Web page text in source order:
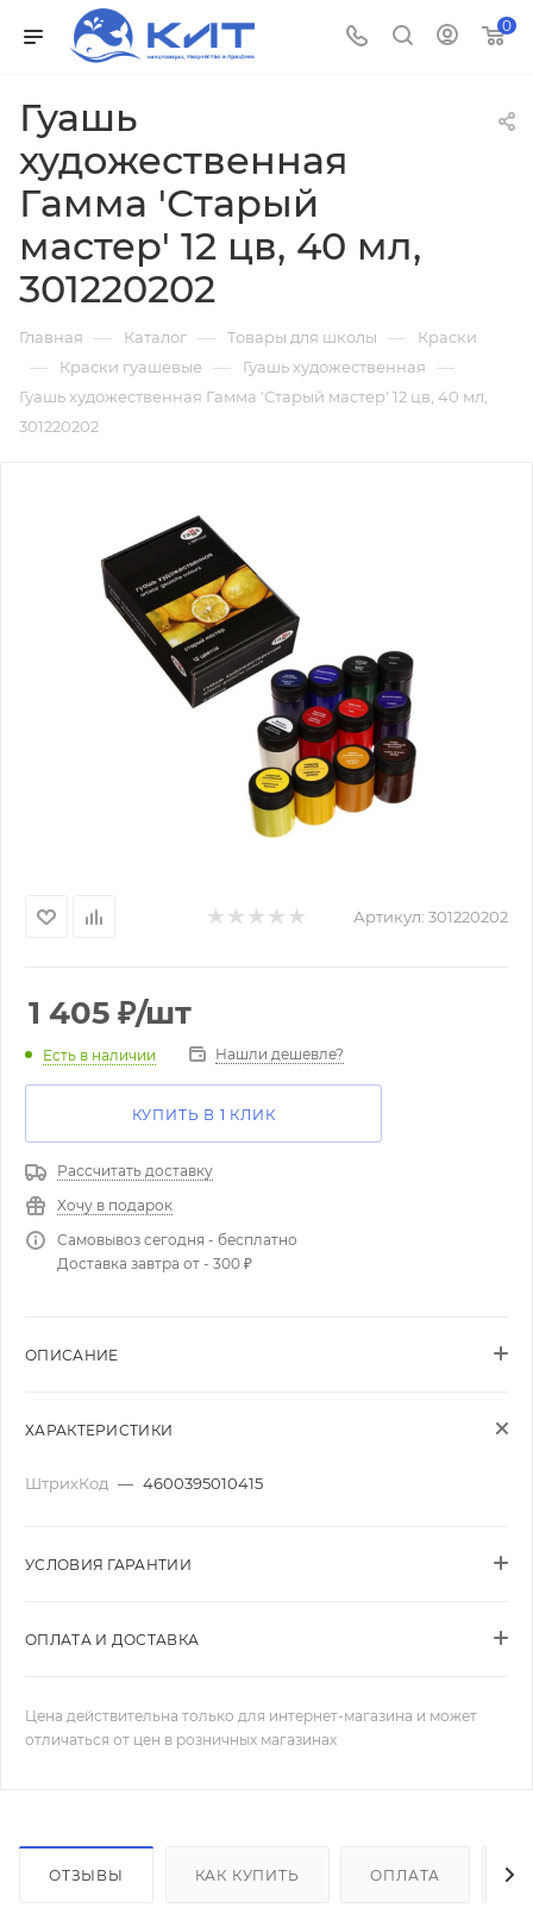
0
Гуашь
художественная
Гамма 'Старый
мастер' 12 цв, 40 мл,
301220202
Главная — Каталог — Товары для школы — Краски
— Краски гуашевые — Гуашь художественная —
Гуашь художественная Гамма 'Старый мастер' 12 цв, 40 мл,
301220202
Артикул: 301220202
1 405 ₽/шт
Есть в наличии Нашли дешевле?
КУПИТЬ В 1 КЛИК
Рассчитать доставку
Хочу в подарок
Самовывоз сегодня - бесплатно
Доставка завтра от - 300 ₽
ОПИСАНИЕ
ХАРАКТЕРИСТИКИ
ШтрихКод — 4600395010415
УСЛОВИЯ ГАРАНТИИ
ОПЛАТА И ДОСТАВКА
Цена действительна только для интернет-магазина и может
отличаться от цен в розничных магазинах
ОТЗЫВЫ КАК КУПИТЬ ОПЛАТА